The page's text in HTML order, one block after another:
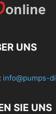
UNS
info@pumps-
SIE UNS